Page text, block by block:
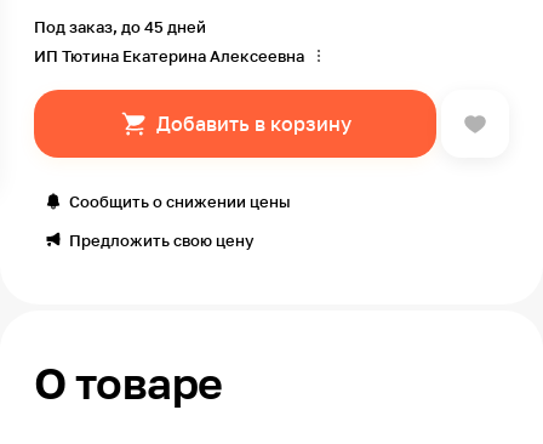
Под заказ, до 45 дней
ИП Тютина Екатерина Алексеевна
Добавить в корзину
Сообщить о снижении цены
Предложить свою цену
О товаре